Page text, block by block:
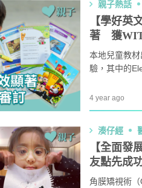
親子熱話
【學好英
著 獲WIT
本地兒童教
驗，其中的
香港中文大
sm
4 year ago
湊仔經
【全面發
友點先成
角膜矯視術